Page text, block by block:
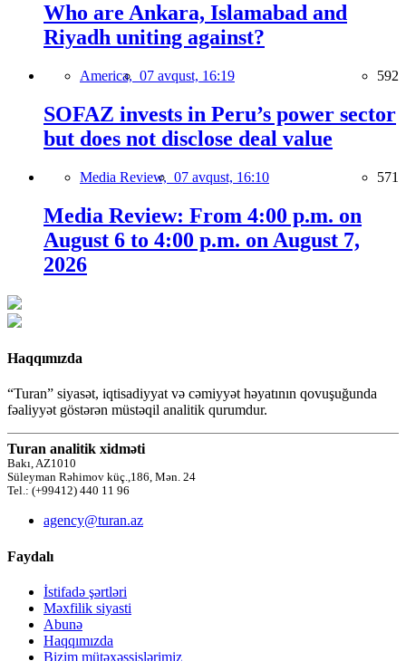
Who are Ankara, Islamabad and
Riyadh uniting against?
America, 07 avqust, 16:19 592
SOFAZ invests in Peru’s power sector
but does not disclose deal value
Media Review, 07 avqust, 16:10 571
Media Review: From 4:00 p.m. on
August 6 to 4:00 p.m. on August 7,
2026
Haqqımızda
“Turan” siyasət, iqtisadiyyat və cəmiyyət həyatının qovuşuğunda
fəaliyyət göstərən müstəqil analitik qurumdur.
Turan analitik xidməti
Bakı, AZ1010
Süleyman Rəhimov küç.,186, Mən. 24
Tel.: (+99412) 440 11 96
agency@turan.az
Faydalı
İstifadə şərtləri
Məxfilik siyasti
Abunə
Haqqımızda
Bizim mütəxəssislərimiz